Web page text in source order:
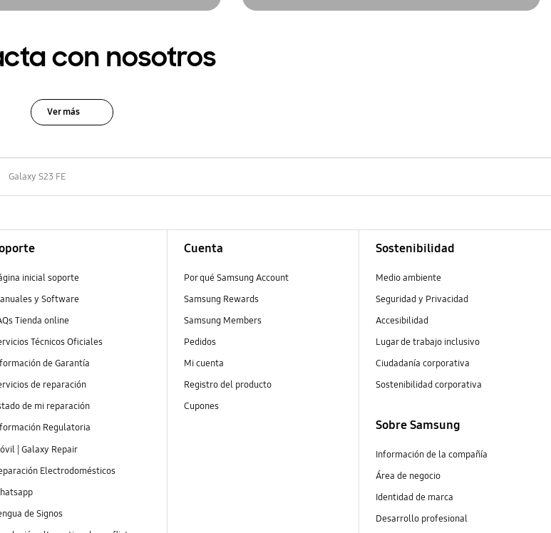
con nosotros
Ver más
Galaxy S23 FE
inicial soporte
y Software
Tienda online
Técnicos Oficiales
de Garantía
de reparación
de mi reparación
Regulatoria
| Galaxy Repair
Electrodomésticos
de Signos
Cuenta
Por qué Samsung Account
Samsung Rewards
Samsung Members
Pedidos
Mi cuenta
Registro del producto
Cupones
Sostenibilidad
Medio ambiente
Seguridad y Privacidad
Accesibilidad
Lugar de trabajo inclusivo
Ciudadanía corporativa
Sostenibilidad corporativa
Sobre Samsung
Información de la compañía
Área de negocio
Identidad de marca
Desarrollo profesional